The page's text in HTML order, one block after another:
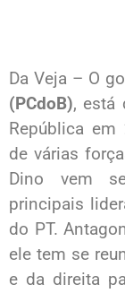
Da Veja – O
(PCdoB), está
República em
de várias
Dino vem
principais
do PT.
ele tem se
e da direita